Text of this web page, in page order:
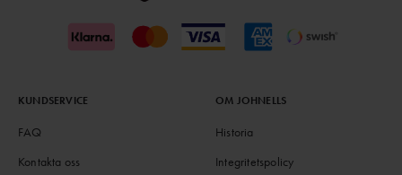
KUNDSERVICE
FAQ
Kontakta oss
OM JOHNELLS
Historia
Integritetspolicy